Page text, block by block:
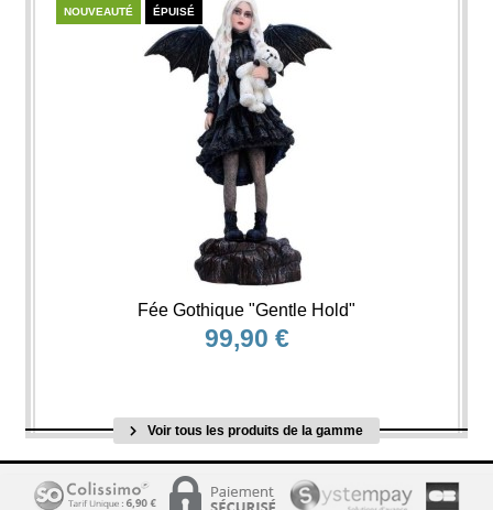
NOUVEAUTÉ ÉPUISÉ
Fée Gothique "Gentle Hold"
99,90 €
Voir tous les produits de la gamme